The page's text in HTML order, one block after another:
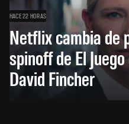
HACE 22 HORAS
Netflix cambia de
spinoff de El
David Fincher